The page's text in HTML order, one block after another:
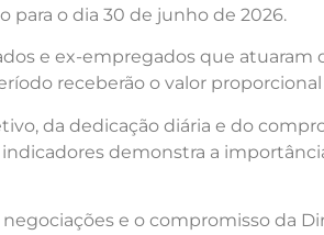
para o dia 30 de junho de 2026.
e ex-empregados que atuaram
receberão o valor
da dedicação diária e do
demonstra a
e o compromisso da